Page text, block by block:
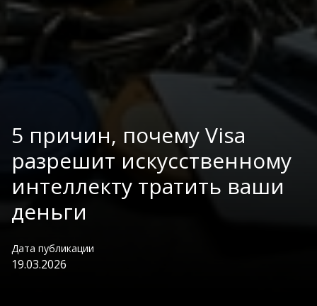
5 причин, почему Visa
разрешит искусственному
интеллекту тратить ваши
деньги
Дата публикации
19.03.2026